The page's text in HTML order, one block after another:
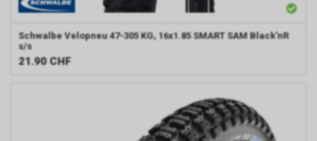
Schwalbe Velopneu 47-305 KG, 16x1.85 SMART SAM Black'nR
s/s
21.90 CHF